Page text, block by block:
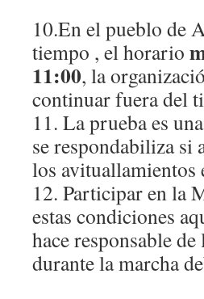
10.En el pueblo de
tiempo , el horario
11:00, la
continuar fuera del
11. La prueba es
se respondabiliza si
los avituallamientos
12. Participar en la
estas condiciones
hace responsable
durante la marcha